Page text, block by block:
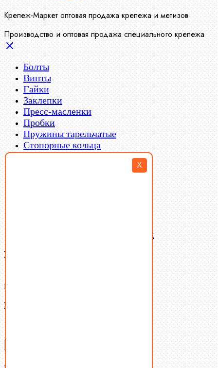
X
Крепеж-Маркет оптовая продажа крепежа и метизов
Производство и оптовая продажа специального крепежа
Болты
Винты
Гайки
Заклепки
Пресс-масленки
Пробки
Пружины тарельчатые
Стопорные кольца
Такелаж
Латунный и бронзовый крепеж
Ваша корзина
В корзине нет товаров.
Поиск